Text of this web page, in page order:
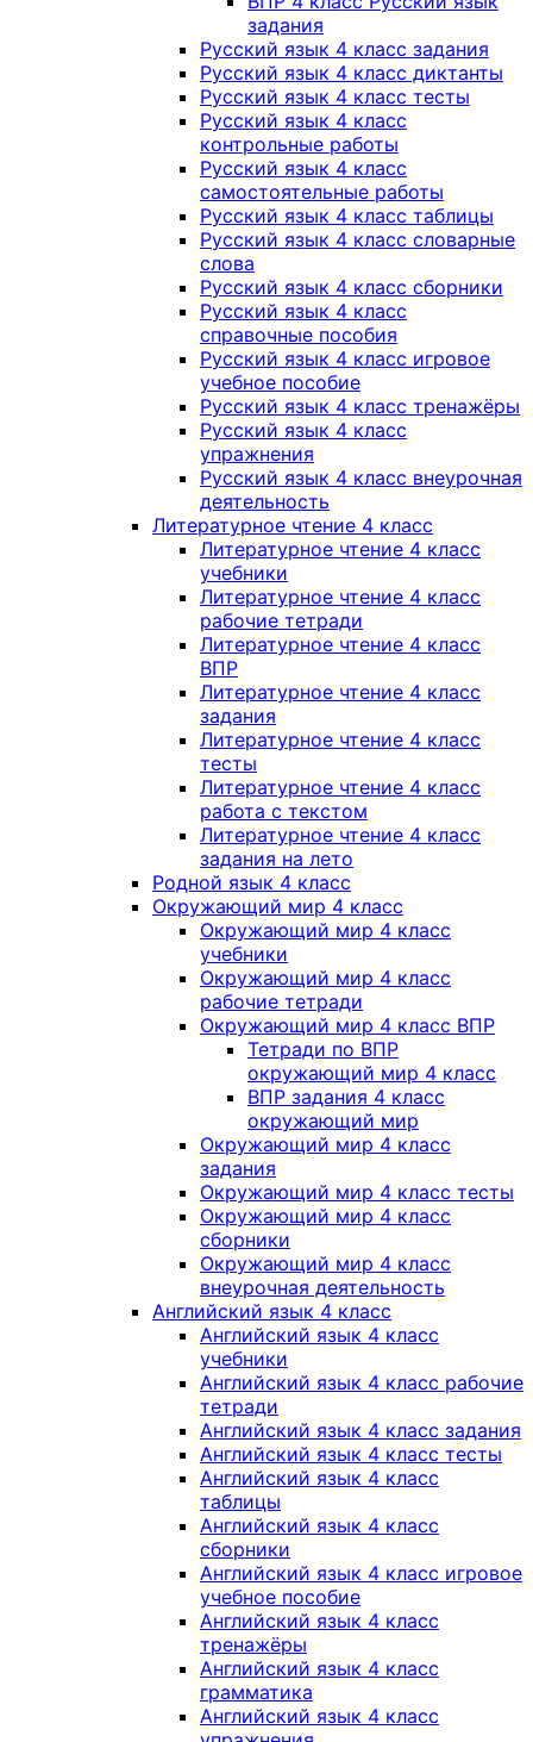
задания
Русский язык 4 класс задания
Русский язык 4 класс диктанты
Русский язык 4 класс тесты
Русский язык 4 класс
контрольные работы
Русский язык 4 класс
самостоятельные работы
Русский язык 4 класс таблицы
Русский язык 4 класс словарные
слова
Русский язык 4 класс сборники
Русский язык 4 класс
справочные пособия
Русский язык 4 класс игровое
учебное пособие
Русский язык 4 класс тренажёры
Русский язык 4 класс
упражнения
Русский язык 4 класс внеурочная
деятельность
Литературное чтение 4 класс
Литературное чтение 4 класс
учебники
Литературное чтение 4 класс
рабочие тетради
Литературное чтение 4 класс
ВПР
Литературное чтение 4 класс
задания
Литературное чтение 4 класс
тесты
Литературное чтение 4 класс
работа с текстом
Литературное чтение 4 класс
задания на лето
Родной язык 4 класс
Окружающий мир 4 класс
Окружающий мир 4 класс
учебники
Окружающий мир 4 класс
рабочие тетради
Окружающий мир 4 класс ВПР
Тетради по ВПР
окружающий мир 4 класс
ВПР задания 4 класс
окружающий мир
Окружающий мир 4 класс
задания
Окружающий мир 4 класс тесты
Окружающий мир 4 класс
сборники
Окружающий мир 4 класс
внеурочная деятельность
Английский язык 4 класс
Английский язык 4 класс
учебники
Английский язык 4 класс рабочие
тетради
Английский язык 4 класс задания
Английский язык 4 класс тесты
Английский язык 4 класс
таблицы
Английский язык 4 класс
сборники
Английский язык 4 класс игровое
учебное пособие
Английский язык 4 класс
тренажёры
Английский язык 4 класс
грамматика
Английский язык 4 класс